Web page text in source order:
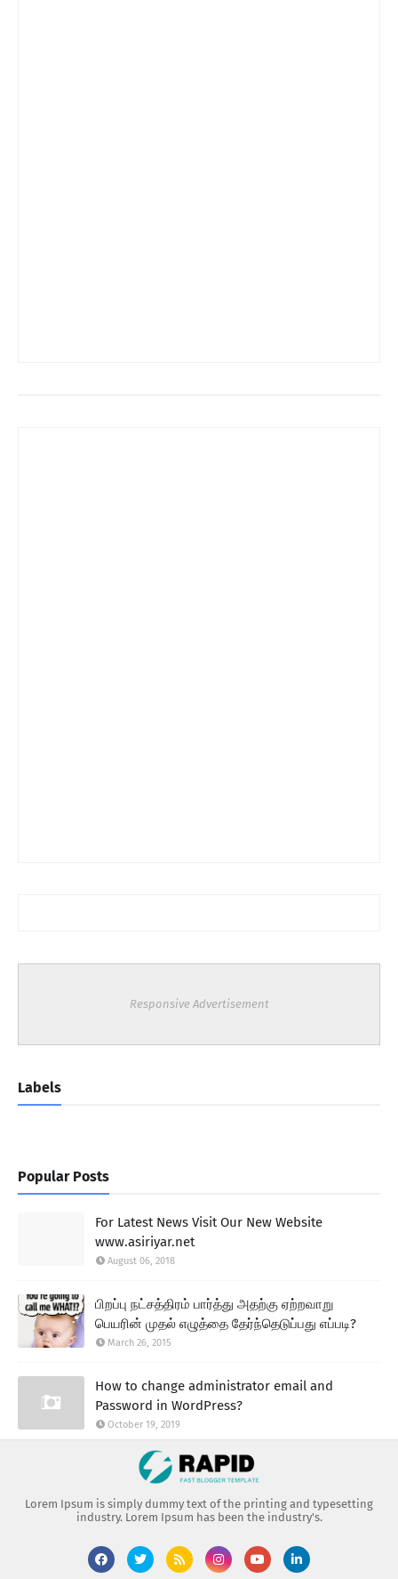
Responsive Advertisement
Labels
Popular Posts
For Latest News Visit Our New Website
www.asiriyar.net
August 06, 2018
பிறப்பு நட்சத்திரம் பார்த்து அதற்கு ஏற்றவாறு
பெயரின் முதல் எழுத்தை தேர்ந்தெடுப்பது எப்படி?
March 26, 2015
How to change administrator email and
Password in WordPress?
October 19, 2019
Lorem Ipsum is simply dummy text of the printing and typesetting
industry. Lorem Ipsum has been the industry's.